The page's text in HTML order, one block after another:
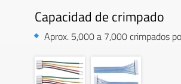
Capacidad de crimpado
Aprox. 5,000 a 7,000 crimpados